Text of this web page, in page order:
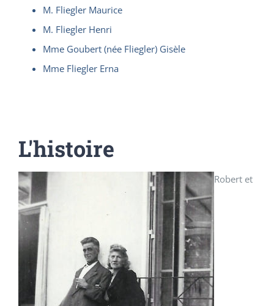
M. Fliegler Maurice
M. Fliegler Henri
Mme Goubert (née Fliegler) Gisèle
Mme Fliegler Erna
L'histoire
Robert et